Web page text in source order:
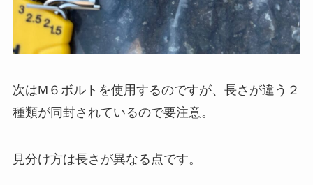
次はM６ボルトを使用するのですが、長さが違う２
種類が同封されているので要注意。
見分け方は長さが異なる点です。